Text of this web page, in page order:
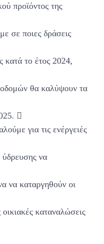
προϊόντος της
σε ποιες δράσεις
κατά το έτος 2024,
θα καλύψουν τα

για τις ενέργειές
να
να καταργηθούν οι
καταναλώσεις